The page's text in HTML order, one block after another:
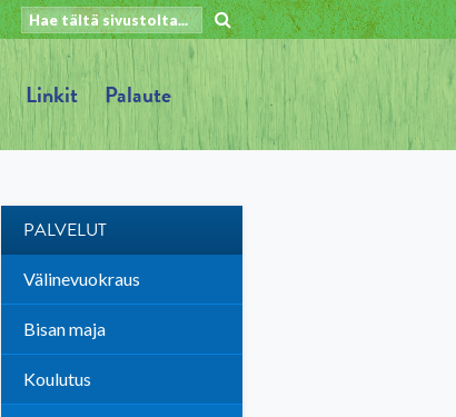
Linkit Palaute
PALVELUT
Välinevuokraus
Bisan maja
Koulutus